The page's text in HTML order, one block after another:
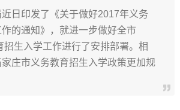
日印发了《关于做好2017年义务
的通知》，就进一步做好全市
招生入学工作进行了安排部署。相
庄市义务教育招生入学政策更加规